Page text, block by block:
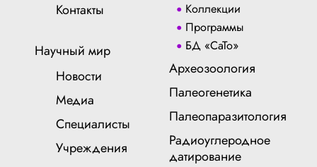
Контакты
Научный мир
Новости
Медиа
Специалисты
Учреждения
Коллекции
Программы
БД «СаТо»
Археозоология
Палеогенетика
Палеопаразитология
Радиоуглеродное
датирование